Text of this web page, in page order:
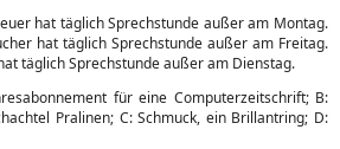
hat täglich Sprechstunde außer am Montag.
hat täglich Sprechstunde außer am Freitag.
täglich Sprechstunde außer am Dienstag.
für eine Computerzeitschrift; B:
Pralinen; C: Schmuck, ein Brillantring; D: